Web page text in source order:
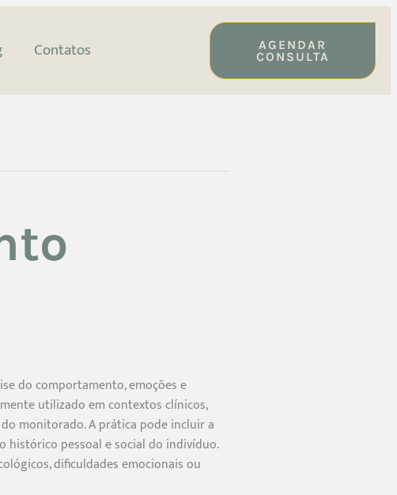
Contatos AGENDAR
CONSULTA
do comportamento, emoções e
utilizado em contextos clínicos,
monitorado. A prática pode incluir a
histórico pessoal e social do indivíduo.
dificuldades emocionais ou